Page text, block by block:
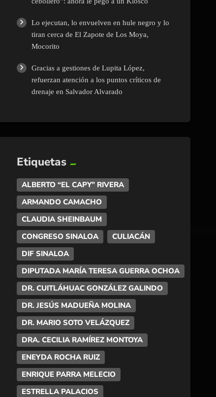
Lo ejecutan, lo envuelven en hule negro y lo
tiran cerca de El Zapote de Los Moya,
Mocorito
Gracias a gestiones de Lupita López,
refuerzan atención a los puntos críticos de
drenaje en Salvador Alvarado
Etiquetas
ALBERTO “EL CAPY” RIVERA
ARMANDO CAMACHO
CLAUDIA SHEINBAUM
CONGRESO SINALOA
CULIACÁN
DIF SINALOA
DIPUTADA MARÍA TERESA GUERRA OCHOA
DR. CUITLÁHUAC GONZÁLEZ GALINDO
DR. JESÚS MADUEÑA MOLINA
DR. MARIO SOTO VELÁZQUEZ
DRA. CECILIA RAMÍREZ MONTOYA
ENEYDA ROCHA RUIZ
ENRIQUE PARRA MELECIO
ESTRELLA PALACIOS